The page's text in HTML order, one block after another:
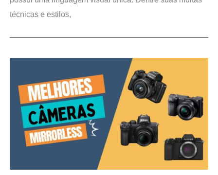
técnicas e estilos,